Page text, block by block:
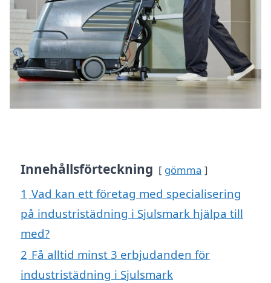
Innehållsförteckning gömma
1 Vad kan ett företag med specialisering
på industristädning i Sjulsmark hjälpa till
med?
2 Få alltid minst 3 erbjudanden för
industristädning i Sjulsmark